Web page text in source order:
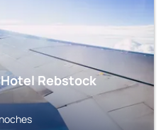
Rebstock